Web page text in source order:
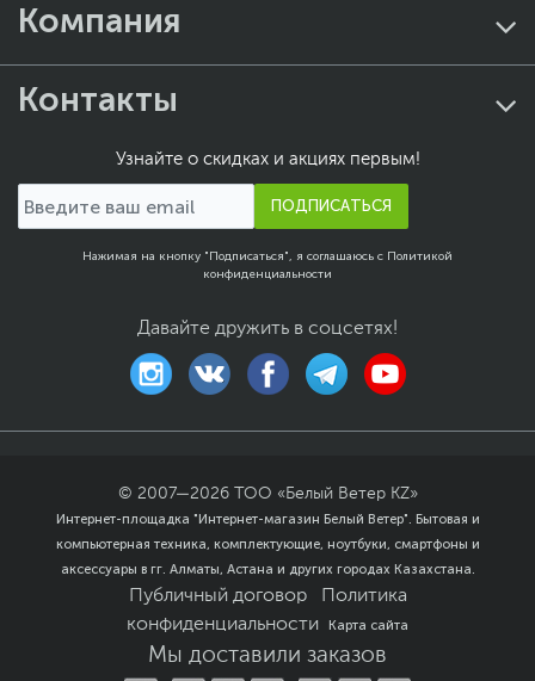
Компания
Контакты
Узнайте о скидках и акциях первым!
ПОДПИСАТЬСЯ
Нажимая на кнопку "Подписаться", я соглашаюсь с Политикой
конфиденциальности
Давайте дружить в соцсетях!
© 2007—2026
ТОО «Белый Ветер KZ»
Интернет-площадка "Интернет-магазин Белый Ветер". Бытовая и
компьютерная техника, комплектующие, ноутбуки, смартфоны и
аксессуары в гг. Алматы, Астана и других городах Казахстана.
Публичный договор
Политика
конфиденциальности
Карта сайта
Мы доставили заказов